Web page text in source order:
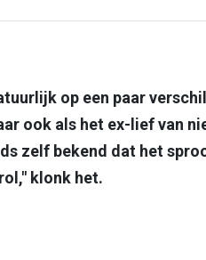
op een paar
ook als het ex-lief van
zelf bekend dat het
klonk het.